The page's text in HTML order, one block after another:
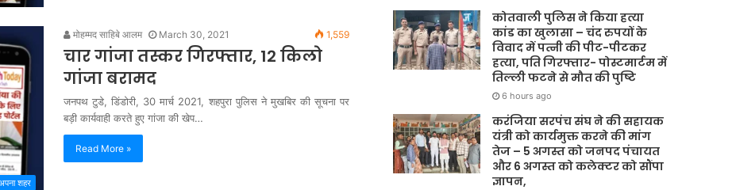
शहर
मोहम्मद साहिबे आलम March 30, 2021 1,559
चार गांजा तस्कर गिरफ्तार, 12 किलो
गांजा बरामद
जनपथ टुडे, डिंडोरी, 30 मार्च 2021, शहपुरा पुलिस ने मुखबिर की सूचना पर
बड़ी कार्यवाही करते हुए गांजा की खेप…
Read More »
कोतवाली पुलिस ने किया हत्या
कांड का खुलासा – चंद रुपयों के
विवाद में पत्नी की पीट-पीटकर
हत्या, पति गिरफ्तार- पोस्टमार्टम में
तिल्ली फटने से मौत की पुष्टि
6 hours ago
करंजिया सरपंच संघ ने की सहायक
यंत्री को कार्यमुक्त करने की मांग
तेज – 5 अगस्त को जनपद पंचायत
और 6 अगस्त को कलेक्टर को सौंपा
ज्ञापन,